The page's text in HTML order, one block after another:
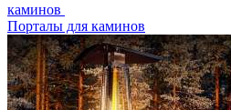
каминов
Порталы для каминов